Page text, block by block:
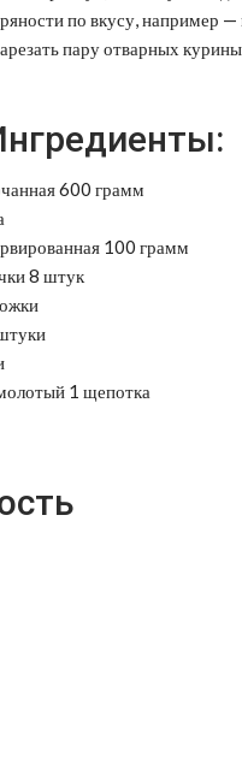
по вкусу, например
пару отварных
600 грамм
100 грамм
8 штук
1 щепотка